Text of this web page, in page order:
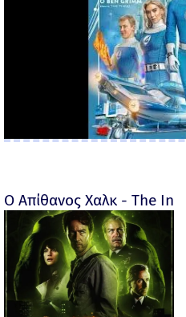
Ο Απίθανος Χαλκ - The